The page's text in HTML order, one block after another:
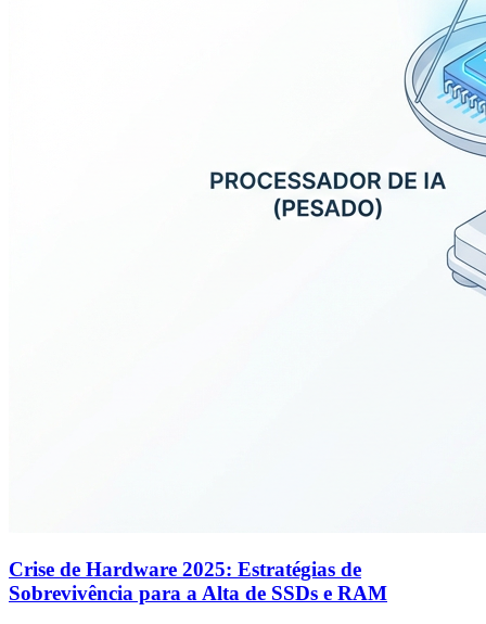
Crise de Hardware 2025: Estratégias de
Sobrevivência para a Alta de SSDs e RAM